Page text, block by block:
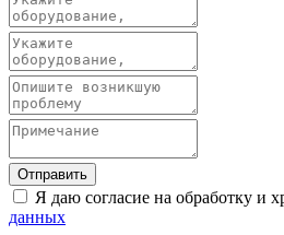
Отправить
Я даю согласие на обработку и
данных